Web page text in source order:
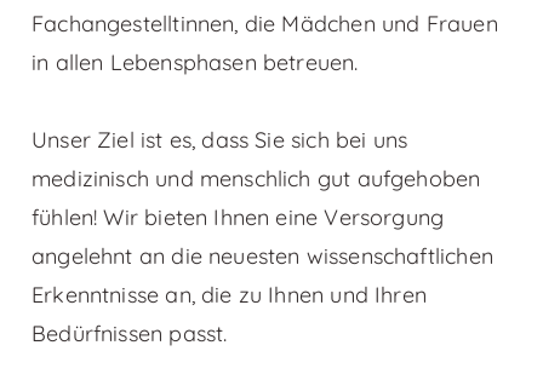
Fachangestelltinnen, die Mädchen und Frauen
in allen Lebensphasen betreuen.
Unser Ziel ist es, dass Sie sich bei uns
medizinisch und menschlich gut aufgehoben
fühlen! Wir bieten Ihnen eine Versorgung
angelehnt an die neuesten wissenschaftlichen
Erkenntnisse an, die zu Ihnen und Ihren
Bedürfnissen passt.